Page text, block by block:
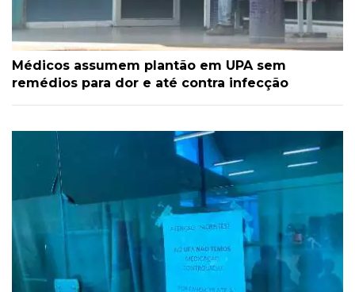
Médicos assumem plantão em UPA sem
remédios para dor e até contra infecção